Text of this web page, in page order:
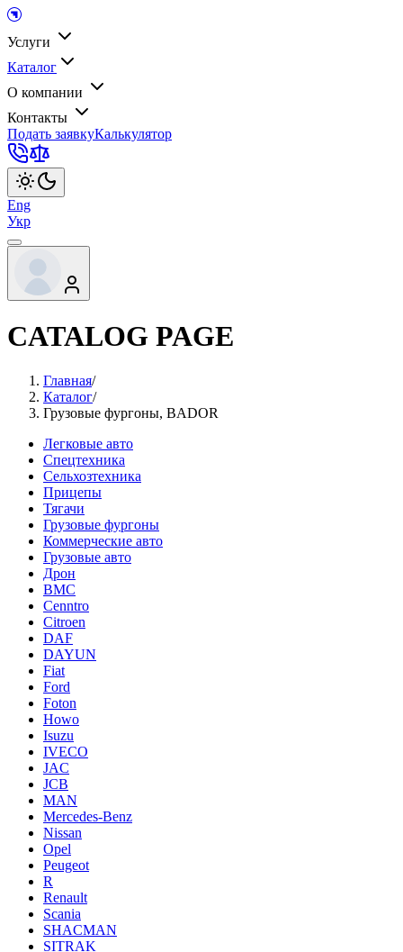
Услуги
Каталог
О компании
Контакты
Подать заявкуКалькулятор
Eng
Укр
CATALOG PAGE
Главная/
Каталог/
Грузовые фургоны, BADOR
Легковые авто
Спецтехника
Сельхозтехника
Прицепы
Тягачи
Грузовые фургоны
Коммерческие авто
Грузовые авто
Дрон
BMC
Cenntro
Citroen
DAF
DAYUN
Fiat
Ford
Foton
Howo
Isuzu
IVECO
JAC
JCB
MAN
Mercedes-Benz
Nissan
Opel
Peugeot
R
Renault
Scania
SHACMAN
SITRAK